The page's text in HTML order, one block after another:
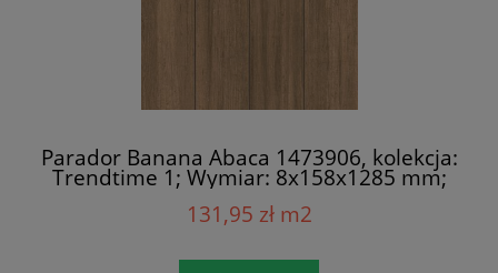
Parador Ba­nana Abaca 1473906, kolekcja:
Trend­time 1; Wymiar: 8x158x1285 mm;
AC4/32; V-Fuga x 4
131,95 zł m2